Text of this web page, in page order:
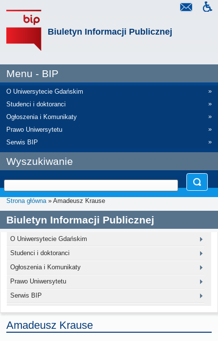
Biuletyn Informacji Publicznej
Menu - BIP
O Uniwersytecie Gdańskim
»
Studenci i doktoranci
»
Ogłoszenia i Komunikaty
»
Prawo Uniwersytetu
»
Serwis BIP
»
Wyszukiwanie
Strona główna» Amadeusz Krause
Biuletyn Informacji Publicznej
O Uniwersytecie Gdańskim
Studenci i doktoranci
Ogłoszenia i Komunikaty
Prawo Uniwersytetu
Serwis BIP
Amadeusz Krause